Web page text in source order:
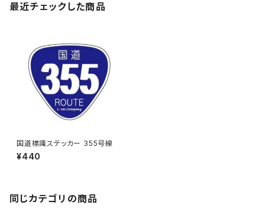
最近チェックした商品
国道標識ステッカー 355号線
¥440
同じカテゴリの商品